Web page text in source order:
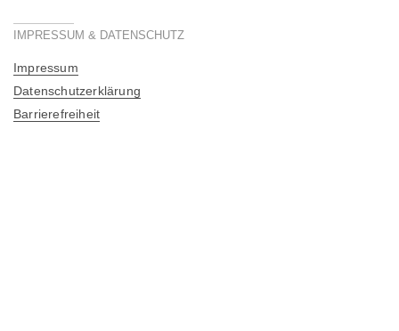
IMPRESSUM & DATENSCHUTZ
Impressum
Datenschutzerklärung
Barrierefreiheit